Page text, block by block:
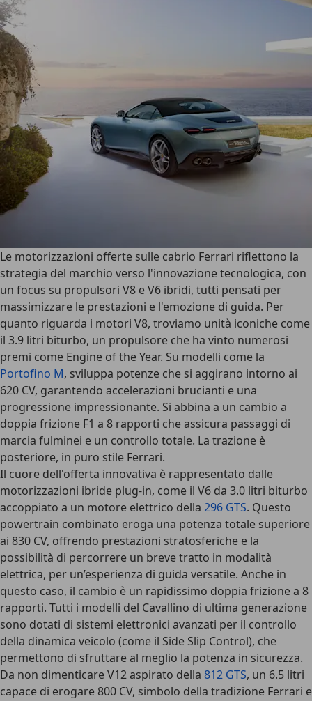
Le motorizzazioni offerte sulle cabrio Ferrari riflettono la
strategia del marchio verso l'innovazione tecnologica, con
un focus su propulsori V8 e V6 ibridi, tutti pensati per
massimizzare le prestazioni e l'emozione di guida. Per
quanto riguarda i motori V8, troviamo unità iconiche come
il 3.9 litri biturbo, un propulsore che ha vinto numerosi
premi come Engine of the Year. Su modelli come la
Portofino M, sviluppa potenze che si aggirano intorno ai
620 CV, garantendo accelerazioni brucianti e una
progressione impressionante. Si abbina a un cambio a
doppia frizione F1 a 8 rapporti che assicura passaggi di
marcia fulminei e un controllo totale. La trazione è
posteriore, in puro stile Ferrari.
Il cuore dell'offerta innovativa è rappresentato dalle
motorizzazioni ibride plug-in, come il V6 da 3.0 litri biturbo
accoppiato a un motore elettrico della 296 GTS. Questo
powertrain combinato eroga una potenza totale superiore
ai 830 CV, offrendo prestazioni stratosferiche e la
possibilità di percorrere un breve tratto in modalità
elettrica, per un’esperienza di guida versatile. Anche in
questo caso, il cambio è un rapidissimo doppia frizione a 8
rapporti. Tutti i modelli del Cavallino di ultima generazione
sono dotati di sistemi elettronici avanzati per il controllo
della dinamica veicolo (come il Side Slip Control), che
permettono di sfruttare al meglio la potenza in sicurezza.
Da non dimenticare V12 aspirato della 812 GTS, un 6.5 litri
capace di erogare 800 CV, simbolo della tradizione Ferrari e